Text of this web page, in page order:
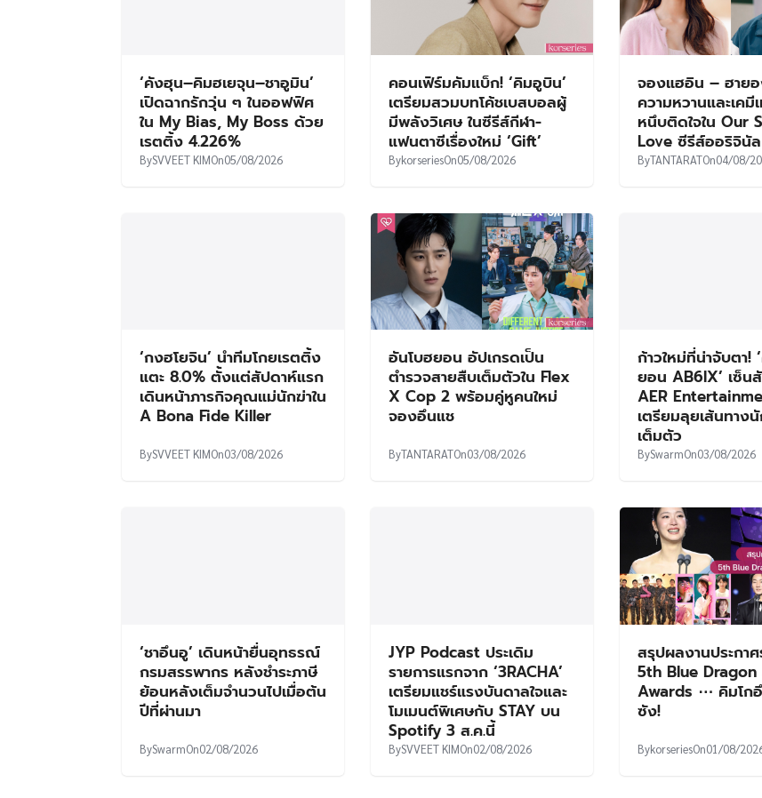
‘คังฮุน–คิมฮเยจุน–ชาอูมิน’
เปิดฉากรักวุ่น ๆ ในออฟฟิศ
ใน My Bias, My Boss ด้วย
เรตติ้ง 4.226%
BySVVEET KIMOn05/08/2026
คอนเฟิร์มคัมแบ็ก! ‘คิมอูบิน’
เตรียมสวมบทโค้ชเบสบอลผู้
มีพลังวิเศษ ในซีรีส์กีฬา-
แฟนตาซีเรื่องใหม่ ‘Gift’
BykorseriesOn05/08/2026
จองแฮอิน – ฮาย
ความหวานและเคมี
หนึบติดใจใน Our
Love ซีรีส์ออริจินั
ByTANTARATOn04/08/
‘กงฮโยจิน’ นำทีมโกยเรตติ้ง
แตะ 8.0% ตั้งแต่สัปดาห์แรก
เดินหน้าภารกิจคุณแม่นักฆ่าใน
A Bona Fide Killer
BySVVEET KIMOn03/08/2026
อันโบฮยอน อัปเกรดเป็น
ตำรวจสายสืบเต็มตัวใน Flex
X Cop 2 พร้อมคู่หูคนใหม่
จองอึนแช
ByTANTARATOn03/08/2026
ก้าวใหม่ที่น่าจับตา!
ยอน AB6IX’ เซ็น
AER
เตรียมลุยเส้นทาง
เต็มตัว
BySwarmOn03/08/2026
‘ชาอึนอู’ เดินหน้ายื่นอุทธรณ์
กรมสรรพากร หลังชำระภาษี
ย้อนหลังเต็มจำนวนไปเมื่อต้น
ปีที่ผ่านมา
BySwarmOn02/08/2026
JYP Podcast ประเดิม
รายการแรกจาก ‘3RACHA’
เตรียมแชร์แรงบันดาลใจและ
โมเมนต์พิเศษกับ STAY บน
Spotify 3 ส.ค.นี้
BySVVEET KIMOn02/08/2026
สรุปผลงานประกา
5th Blue Dragon
Awards ⋯ คิมโก
ซัง!
BykorseriesOn01/08/